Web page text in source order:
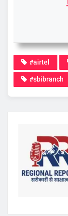
#airtel
#sbibranch